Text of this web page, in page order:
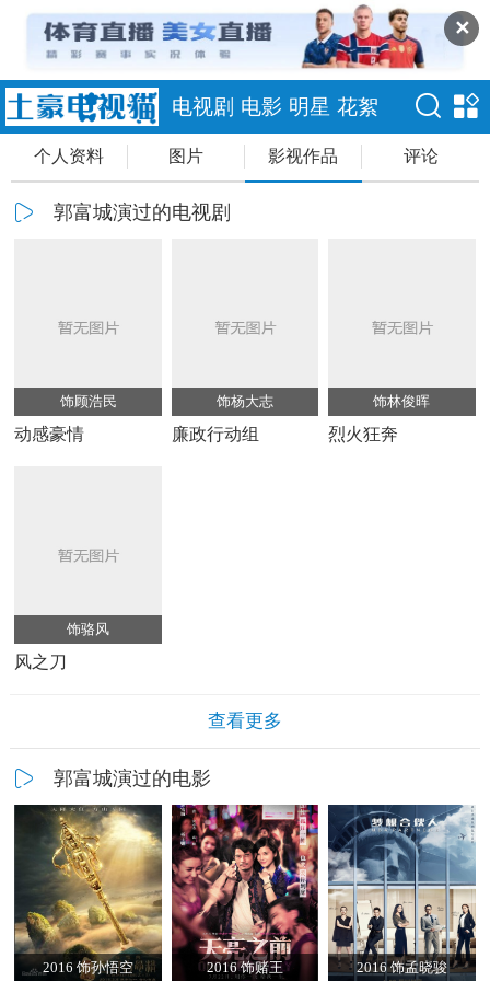
✕
电视剧 电影 明星 花絮
个人资料 图片 影视作品 评论
郭富城演过的电视剧
饰顾浩民
动感豪情
饰杨大志
廉政行动组
饰林俊晖
烈火狂奔
饰骆风
风之刀
查看更多
郭富城演过的电影
2016 饰孙悟空 2016 饰赌王 2016 饰孟晓骏